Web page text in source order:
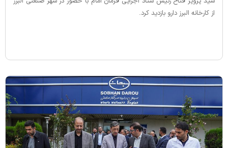
از کارخانه البرز دارو بازدید کرد.